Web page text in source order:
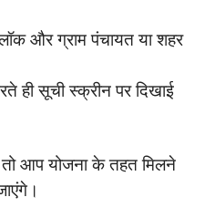
और ग्राम पंचायत या शहर
ही सूची स्क्रीन पर दिखाई
आप योजना के तहत मिलने